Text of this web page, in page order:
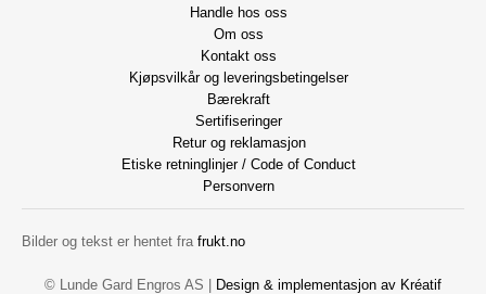
Handle hos oss
Om oss
Kontakt oss
Kjøpsvilkår og leveringsbetingelser
Bærekraft
Sertifiseringer
Retur og reklamasjon
Etiske retninglinjer / Code of Conduct
Personvern
Bilder og tekst er hentet fra frukt.no
© Lunde Gard Engros AS | Design & implementasjon av Kréatif